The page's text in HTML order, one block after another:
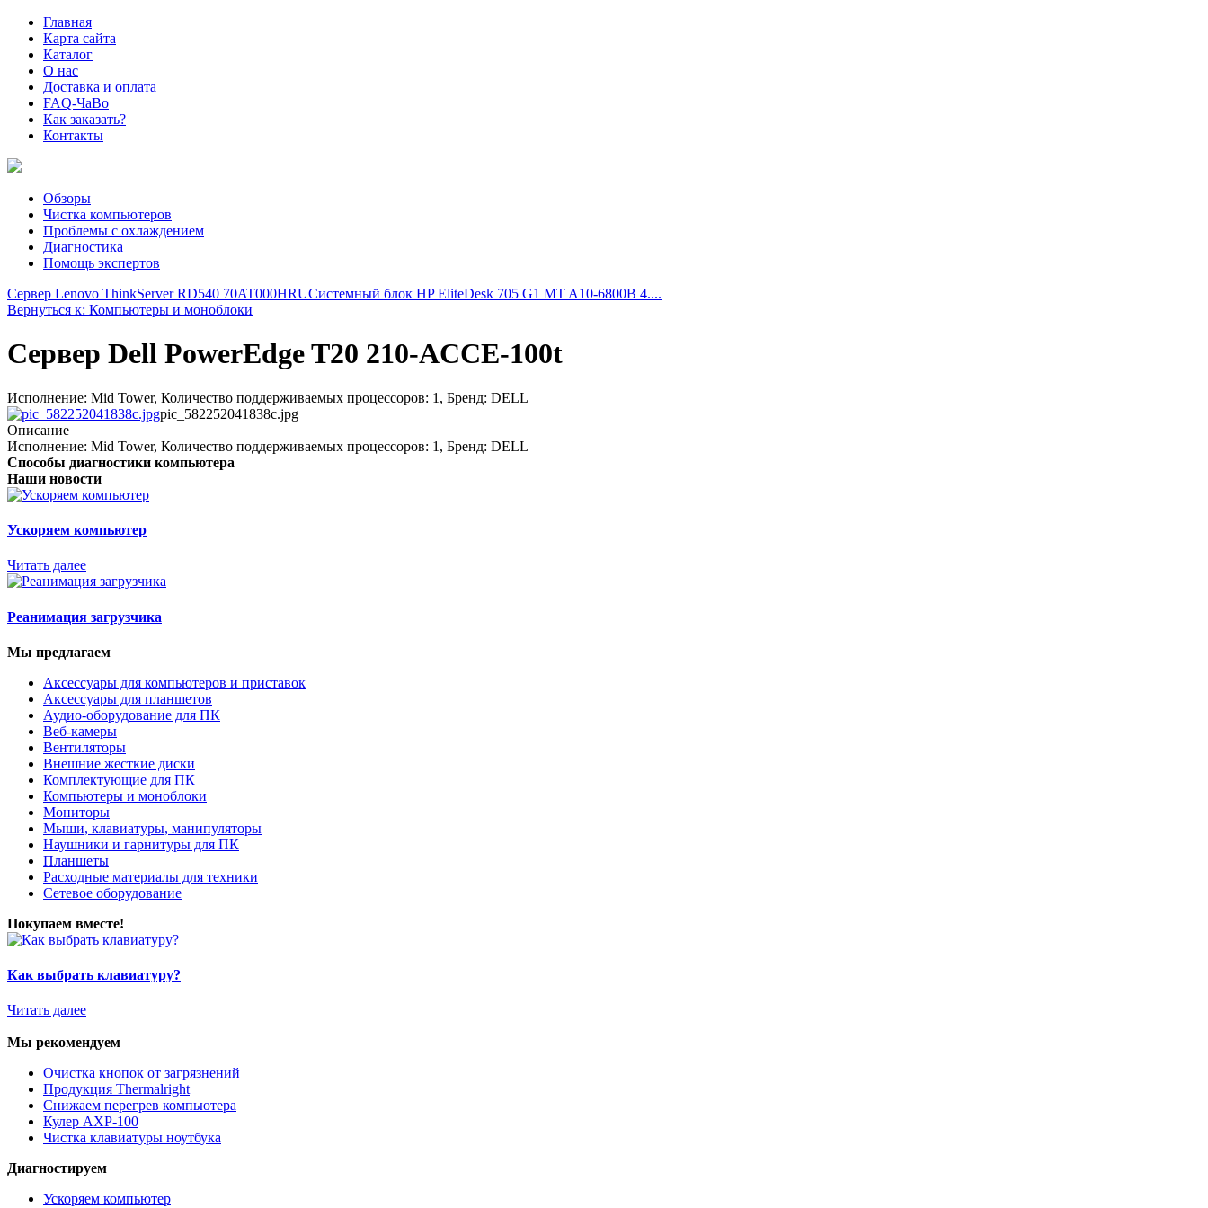
Главная
Карта сайта
Каталог
О нас
Доставка и оплата
FAQ-ЧаВо
Как заказать?
Контакты
Обзоры
Чистка компьютеров
Проблемы с охлаждением
Диагностика
Помощь экспертов
Сервер Lenovo ThinkServer RD540 70AT000HRUСистемный блок HP EliteDesk 705 G1 MT A10-6800B 4....
Вернуться к: Компьютеры и моноблоки
Сервер Dell PowerEdge T20 210-ACCE-100t
Исполнение: Mid Tower, Количество поддерживаемых процессоров: 1, Бренд: DELL
pic_582252041838c.jpg
Описание
Исполнение: Mid Tower, Количество поддерживаемых процессоров: 1, Бренд: DELL
Способы диагностики компьютера
Наши новости
Ускоряем компьютер
Читать далее
Реанимация загрузчика
Мы предлагаем
Аксессуары для компьютеров и приставок
Аксессуары для планшетов
Аудио-оборудование для ПК
Веб-камеры
Вентиляторы
Внешние жесткие диски
Комплектующие для ПК
Компьютеры и моноблоки
Мониторы
Мыши, клавиатуры, манипуляторы
Наушники и гарнитуры для ПК
Планшеты
Расходные материалы для техники
Сетевое оборудование
Покупаем вместе!
Как выбрать клавиатуру?
Читать далее
Мы рекомендуем
Очистка кнопок от загрязнений
Продукция Thermalright
Снижаем перегрев компьютера
Кулер AXP-100
Чистка клавиатуры ноутбука
Диагностируем
Ускоряем компьютер